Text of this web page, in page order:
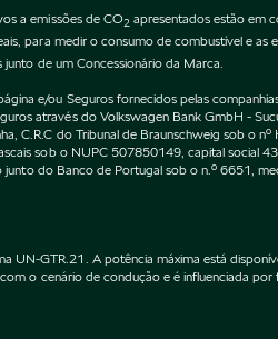
a emissões de CO2 apresentados estão em
para medir o consumo de combustível e as
de um Concessionário da Marca.
e/ou Seguros fornecidos pelas
através do Volkswagen Bank GmbH -
C.R.C do Tribunal de Braunschweig sob
sob o NUPC 507850149, capital
do Banco de Portugal sob o n.º 6651,
UN-GTR.21. A potência máxima está
o cenário de condução e é influenciada